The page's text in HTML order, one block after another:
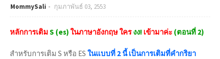
MommySali กุมภาพันธ์ 03, 2553
หลักการเติม S (es)ในภาษาอังกฤษ ใคร งง! เข้ามาค่ะ (ตอนที่ 2)
สำหรับการเติม S หรือ ES ในแบบที่ 2 นี้ เป็นการเติมที่คำกริยา